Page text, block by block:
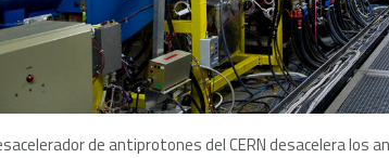
de antiprotones del CERN desacelera los